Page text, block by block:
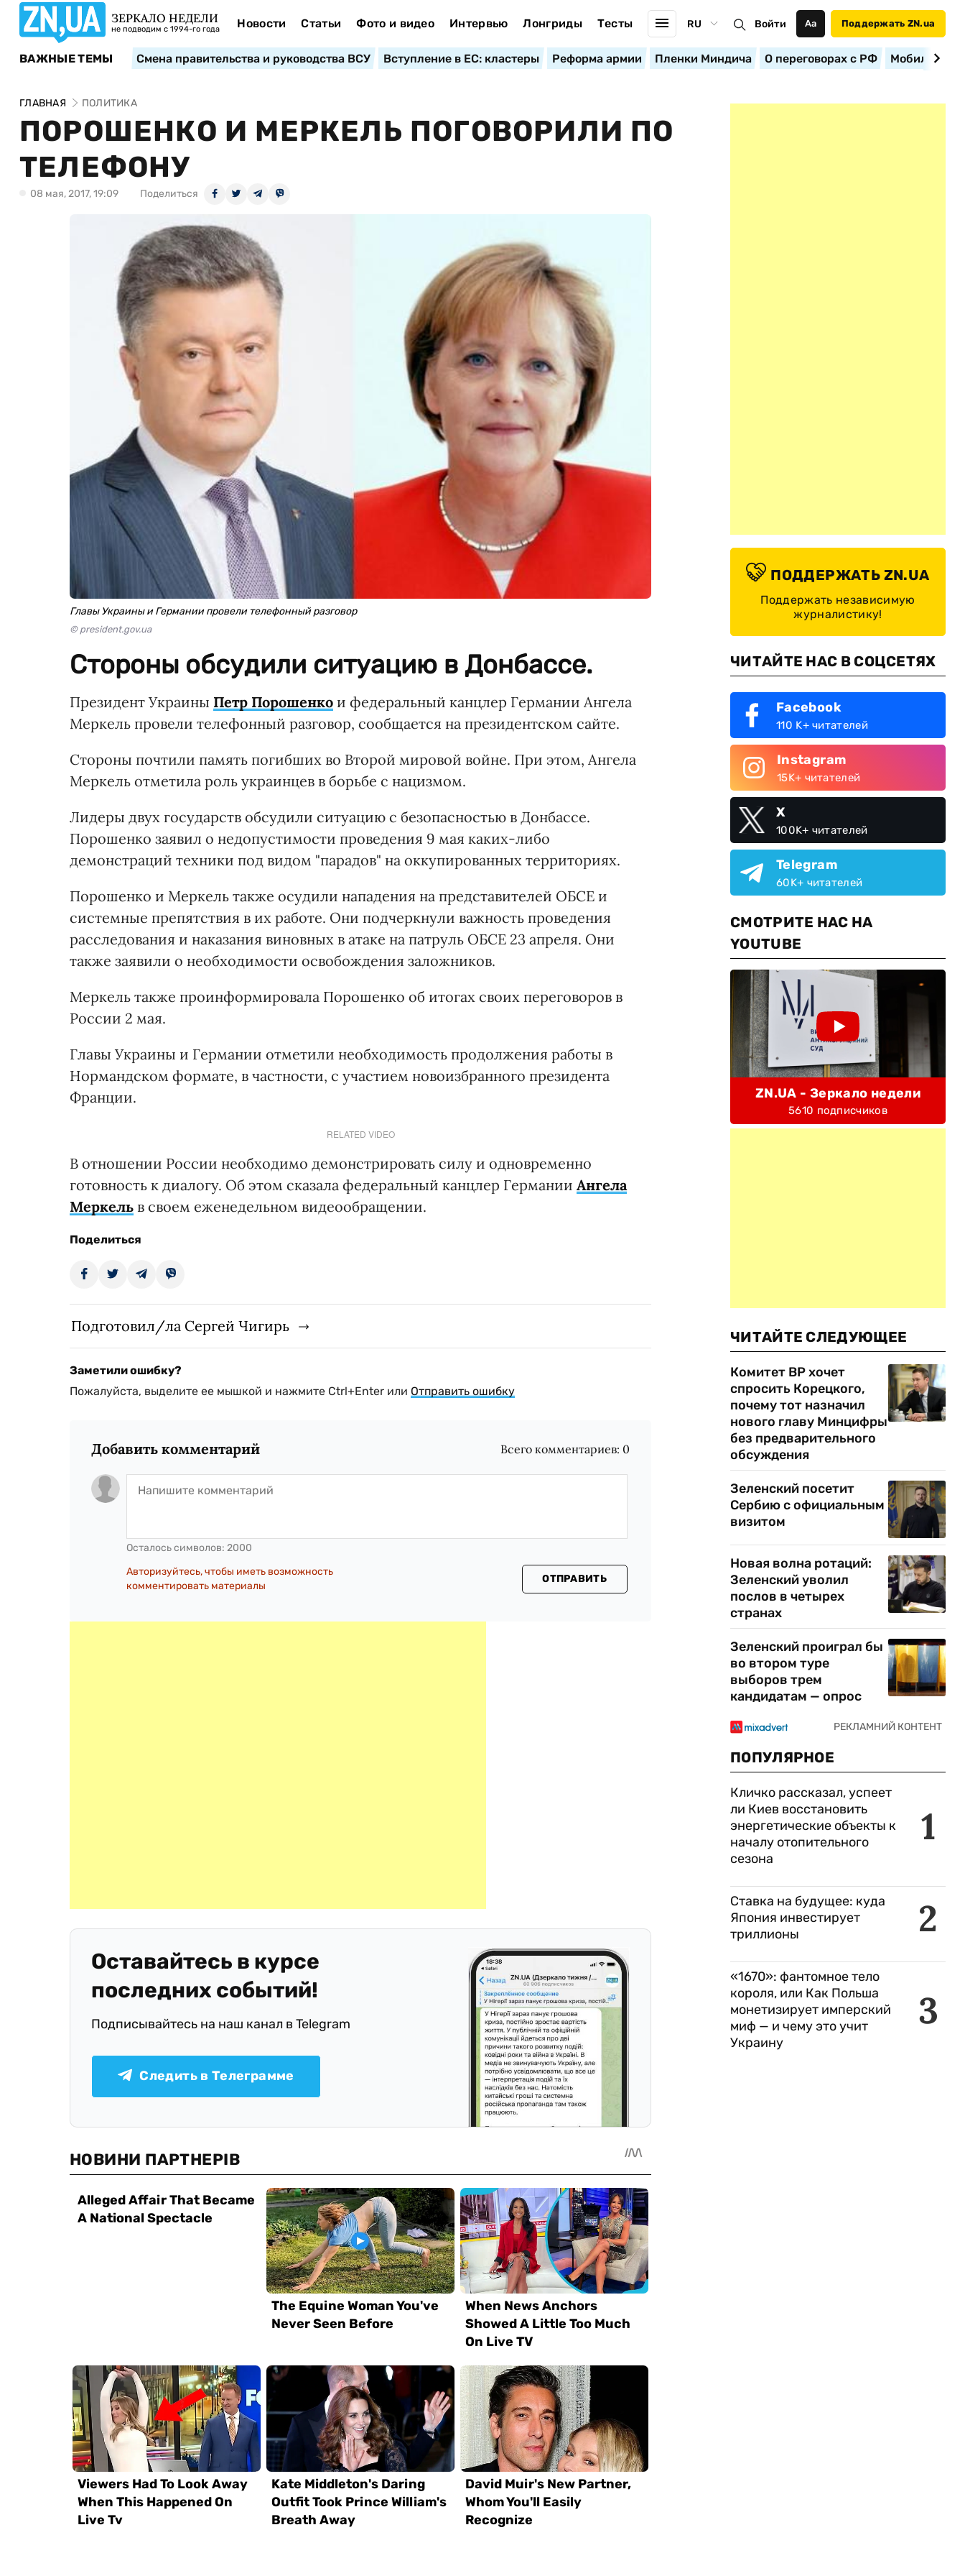
ЗЕРКАЛО НЕДЕЛИ
не подводим с 1994-го года Новости Статьи Фото и видео Интервью Лонгриды Тесты RU Войти Аа Поддержать ZN.ua
ВАЖНЫЕ ТЕМЫ Смена правительства и руководства ВСУ Вступление в ЕС: кластеры Реформа армии Пленки Миндича О переговорах с РФ
ГЛАВНАЯ ПОЛИТИКА
ПОРОШЕНКО И МЕРКЕЛЬ ПОГОВОРИЛИ ПО
ТЕЛЕФОНУ
08 мая, 2017, 19:09 Поделиться
Главы Украины и Германии провели телефонный разговор
© president.gov.ua
Стороны обсудили ситуацию в Донбассе.
Президент Украины Петр Порошенко и федеральный канцлер Германии Ангела
Меркель провели телефонный разговор, сообщается на президентском сайте.
Стороны почтили память погибших во Второй мировой войне. При этом, Ангела
Меркель отметила роль украинцев в борьбе с нацизмом.
Лидеры двух государств обсудили ситуацию с безопасностью в Донбассе.
Порошенко заявил о недопустимости проведения 9 мая каких-либо
демонстраций техники под видом "парадов" на оккупированных территориях.
Порошенко и Меркель также осудили нападения на представителей ОБСЕ и
системные препятствия в их работе. Они подчеркнули важность проведения
расследования и наказания виновных в атаке на патруль ОБСЕ 23 апреля. Они
также заявили о необходимости освобождения заложников.
Меркель также проинформировала Порошенко об итогах своих переговоров в
России 2 мая.
Главы Украины и Германии отметили необходимость продолжения работы в
Нормандском формате, в частности, с участием новоизбранного президента
Франции.
RELATED VIDEO
В отношении России необходимо демонстрировать силу и одновременно
готовность к диалогу. Об этом сказала федеральный канцлер Германии Ангела
Меркель в своем еженедельном видеообращении.
Поделиться
Подготовил/ла Сергей Чигирь
Заметили ошибку?
Пожалуйста, выделите ее мышкой и нажмите Ctrl+Enter или Отправить ошибку
Добавить комментарий Всего комментариев: 0
Осталось символов: 2000
Авторизуйтесь, чтобы иметь возможность
комментировать материалы
ОТПРАВИТЬ
Оставайтесь в курсе
последних событий!
Подписывайтесь на наш канал в Telegram
Следить в Телеграмме
ПОДДЕРЖАТЬ ZN.UA
Поддержать независимую
журналистику!
ЧИТАЙТЕ НАС В СОЦСЕТЯХ
Facebook
110 K+ читателей
Instagram
15K+ читателей
X
100K+ читателей
Telegram
60K+ читателей
СМОТРИТЕ НАС НА
YOUTUBE
ZN.UA - Зеркало недели
5610 подписчиков
ЧИТАЙТЕ СЛЕДУЮЩЕЕ
Комитет ВР хочет
спросить Корецкого,
почему тот назначил
нового главу Минцифры
без предварительного
обсуждения
Зеленский посетит
Сербию с официальным
визитом
Новая волна ротаций:
Зеленский уволил
послов в четырех
странах
Зеленский проиграл бы
во втором туре
выборов трем
кандидатам — опрос
ПОПУЛЯРНОЕ
1
Кличко рассказал, успеет
ли Киев восстановить
энергетические объекты к
началу отопительного
сезона
2
Ставка на будущее: куда
Япония инвестирует
триллионы
3
«1670»: фантомное тело
короля, или Как Польша
монетизирует имперский
миф — и чему это учит
Украину